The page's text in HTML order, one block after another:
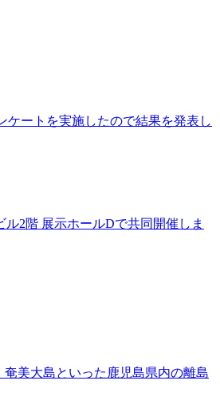
ケートを実施したので結果を発表し
2階 展示ホールDで共同開催しま
美大島といった鹿児島県内の離島